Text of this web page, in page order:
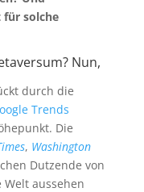
solche
Nun,
durch die
Trends
Die
, Washington
Dutzende von
aussehen